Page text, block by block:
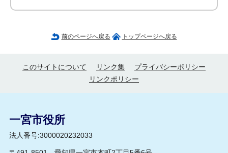
前のページへ戻る トップページへ戻る
このサイトについて リンク集
プライバシーポリシー
リンクポリシー
一宮市役所
法人番号:3000020232033